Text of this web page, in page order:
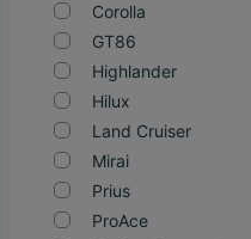
Corolla
GT86
Highlander
Hilux
Land Cruiser
Mirai
Prius
ProAce